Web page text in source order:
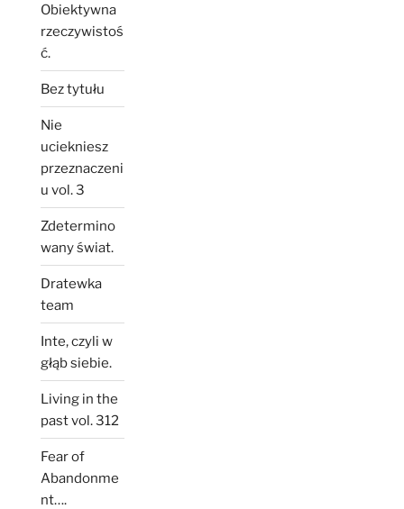
Obiektywna
rzeczywistoś
ć.
Bez tytułu
Nie
uciekniesz
przeznaczeni
u vol. 3
Zdetermino
wany świat.
Dratewka
team
Inte, czyli w
głąb siebie.
Living in the
past vol. 312
Fear of
Abandonme
nt….